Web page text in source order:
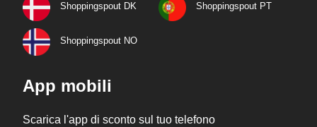
Shoppingspout DK Shoppingspout PT
Shoppingspout NO
App mobili
Scarica l'app di sconto sul tuo telefono